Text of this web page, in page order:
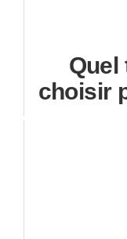
Quel
choisir